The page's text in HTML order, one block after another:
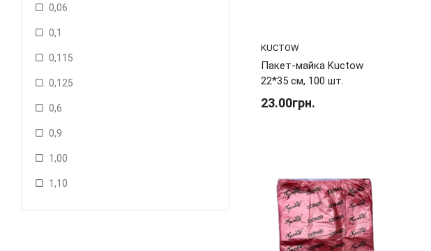
0,06
0,1
0,115
0,125
0,6
0,9
1,00
1,10
KUCTOW
Пакет-майка Kuctow
22*35 см, 100 шт.
23.00грн.